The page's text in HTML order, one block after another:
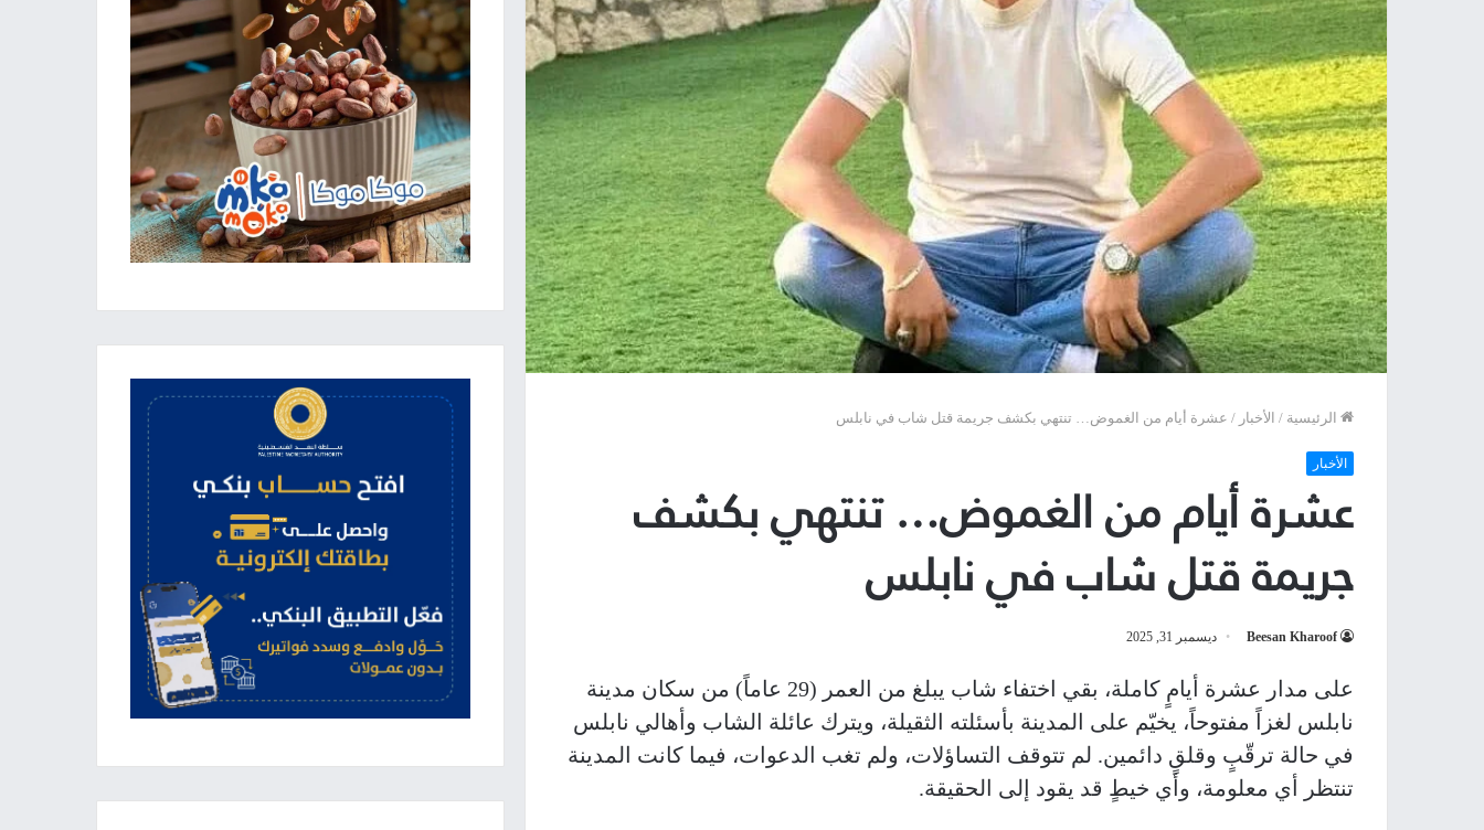
الرئيسية / الأخبار / عشرة أيام من الغموض… تنتهي بكشف جريمة قتل شاب في نابلس
الأخبار
عشرة أيام من الغموض… تنتهي بكشف
جريمة قتل شاب في نابلس
Beesan Kharoof ديسمبر 31, 2025
على مدار عشرة أيامٍ كاملة، بقي اختفاء شاب يبلغ من العمر (29 عاماً) من سكان مدينة
نابلس لغزاً مفتوحاً، يخيّم على المدينة بأسئلته الثقيلة، ويترك عائلة الشاب وأهالي نابلس
في حالة ترقّبٍ وقلقٍ دائمين. لم تتوقف التساؤلات، ولم تغب الدعوات، فيما كانت المدينة
تنتظر أي معلومة، وأي خيطٍ قد يقود إلى الحقيقة.